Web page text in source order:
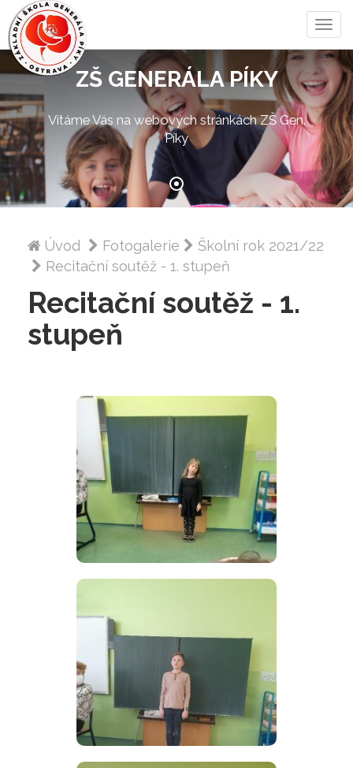
menu
ZŠ GENERÁLA PÍKY
Vítáme Vás na webových stránkách ZŠ Gen.
Píky
Úvod Fotogalerie
Školní rok 2021/22
Recitační soutěž - 1. stupeň
Recitační soutěž - 1.
stupeň